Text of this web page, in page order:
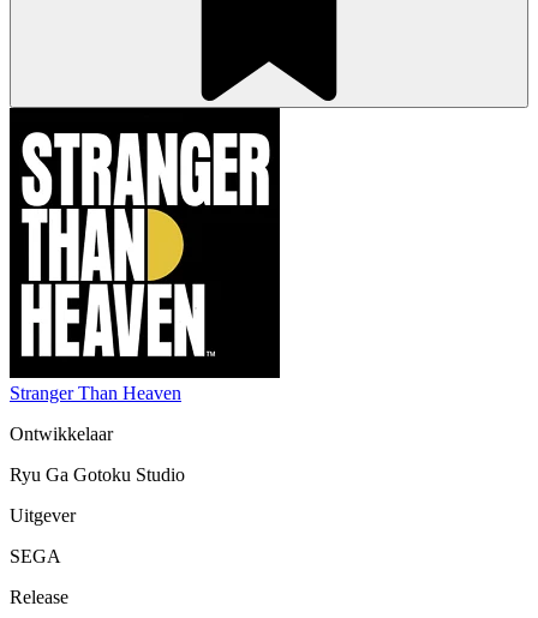
Stranger Than Heaven
Ontwikkelaar
Ryu Ga Gotoku Studio
Uitgever
SEGA
Release